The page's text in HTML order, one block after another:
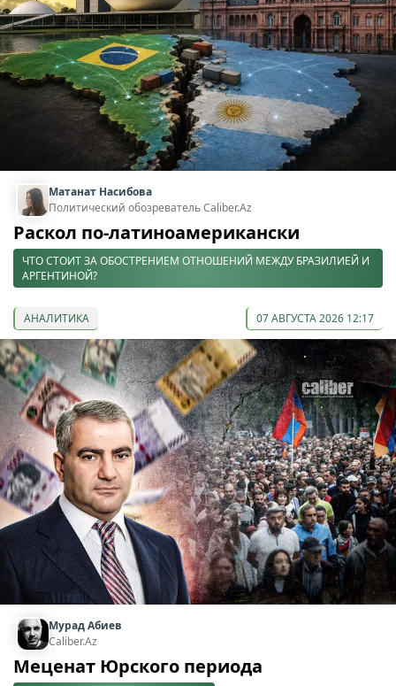
Матанат Насибова
Политический обозреватель Caliber.Az
Раскол по-латиноамерикански
ЧТО СТОИТ ЗА ОБОСТРЕНИЕМ ОТНОШЕНИЙ МЕЖДУ БРАЗИЛИЕЙ И
АРГЕНТИНОЙ?
АНАЛИТИКА 07 АВГУСТА 2026 12:17
Мурад Абиев
Caliber.Az
Меценат Юрского периода